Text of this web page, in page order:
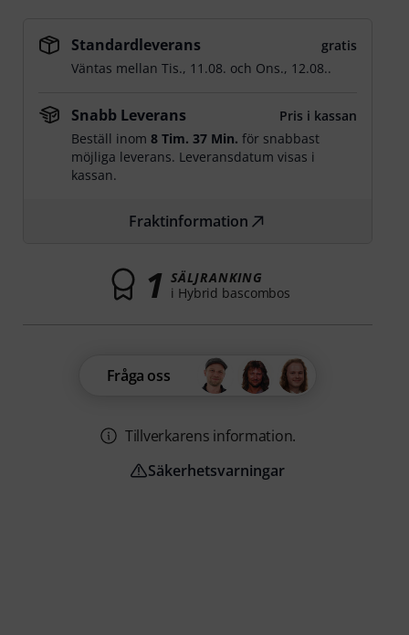
Standardleverans
gratis
Väntas mellanTis., 11.08. och Ons., 12.08..
Snabb Leverans
Pris i kassan
Beställ inom8 Tim. 37 Min. för snabbast
möjliga leverans. Leveransdatum visas i
kassan.
Fraktinformation
1 SÄLJRANKING
i Hybrid bascombos
Fråga oss
Tillverkarens information.
Säkerhetsvarningar